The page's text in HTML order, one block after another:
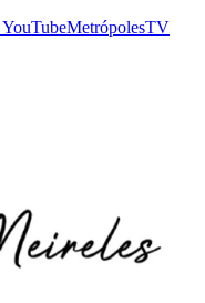
YouTubeMetrópolesTV